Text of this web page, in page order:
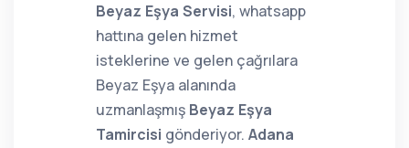
Beyaz Eşya Servisi, whatsapp
hattına gelen hizmet
isteklerine ve gelen çağrılara
Beyaz Eşya alanında
uzmanlaşmış Beyaz Eşya
Tamircisi gönderiyor. Adana